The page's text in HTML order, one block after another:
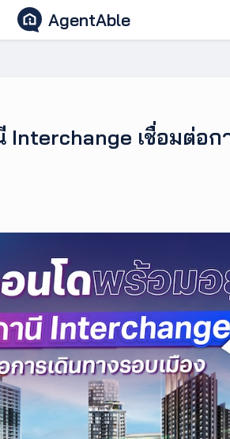
AgentAble
เชื่อมต่อก